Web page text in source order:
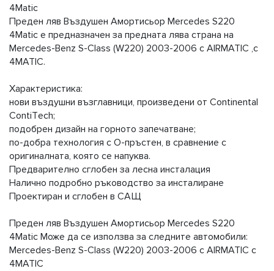
4Matic
Преден ляв Въздушен Амортисьор Mercedes S220
4Matic е предназначен за предната лява страна на
Mercedes-Benz S-Class (W220) 2003-2006 с AIRMATIC ,с
4MATIC.
Характеристика:
нови въздушни възглавници, произведени от Continental
ContiТech;
подобрен дизайн на горното запечатване;
по-добра технология с О-пръстен, в сравнение с
оригиналната, която се напуква.
Предварително сглобен за лесна инсталация
Налично подробно ръководство за инсталиране
Проектиран и сглобен в САЩ
Преден ляв Въздушен Амортисьор Mercedes S220
4Matic Може да се използва за следните автомобили:
Mercedes-Benz S-Class (W220) 2003-2006 с AIRMATIC с
4MATIC